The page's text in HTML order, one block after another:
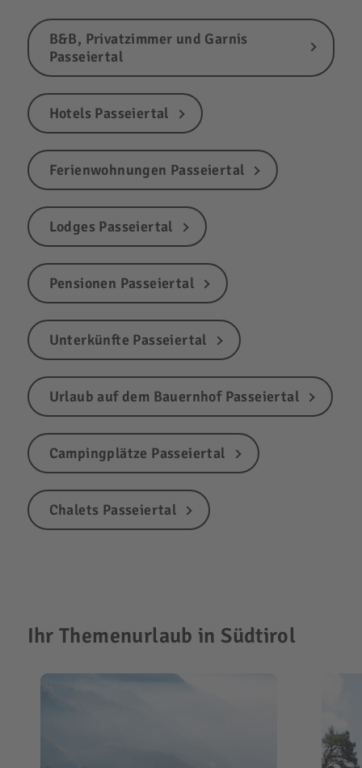
B&B, Privatzimmer und Garnis
Passeiertal
Hotels Passeiertal
Ferienwohnungen Passeiertal
Lodges Passeiertal
Pensionen Passeiertal
Unterkünfte Passeiertal
Urlaub auf dem Bauernhof Passeiertal
Campingplätze Passeiertal
Chalets Passeiertal
Ihr Themenurlaub in Südtirol